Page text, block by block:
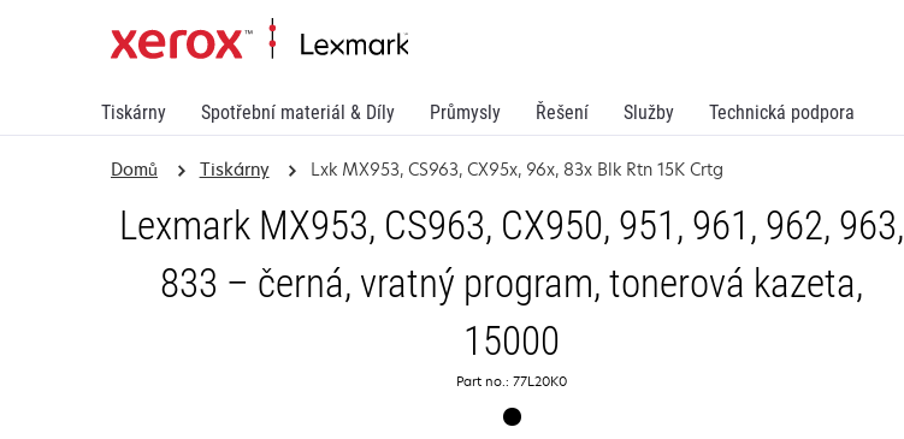
Tiskárny Spotřební materiál & Díly Průmysly Řešení Služby Technická podpora
Domů Tiskárny Lxk MX953, CS963, CX95x, 96x, 83x Blk Rtn 15K Crtg
Lexmark MX953, CS963, CX950, 951, 961, 962, 963,
833 – černá, vratný program, tonerová kazeta,
15000
Part no.: 77L20K0